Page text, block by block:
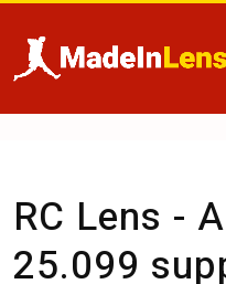
RC Lens -
25.099